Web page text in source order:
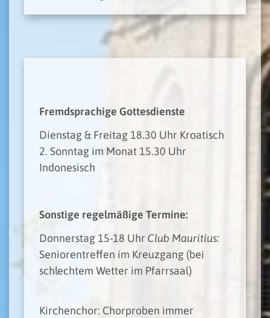
Fremdsprachige Gottesdienste
Dienstag & Freitag 18.30 Uhr Kroatisch
2. Sonntag im Monat 15.30 Uhr
Indonesisch
Sonstige regelmäßige Termine:
Donnerstag 15-18 Uhr Club Mauritius:
Seniorentreffen im Kreuzgang (bei
schlechtem Wetter im Pfarrsaal)
Kirchenchor: Chorproben immer